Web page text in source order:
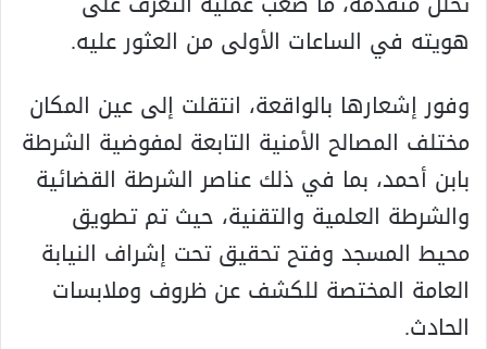
هويته في الساعات الأولى من العثور عليه.
وفور إشعارها بالواقعة، انتقلت إلى عين المكان
مختلف المصالح الأمنية التابعة لمفوضية الشرطة
بابن أحمد، بما في ذلك عناصر الشرطة القضائية
والشرطة العلمية والتقنية، حيث تم تطويق
محيط المسجد وفتح تحقيق تحت إشراف النيابة
العامة المختصة للكشف عن ظروف وملابسات
الحادث.